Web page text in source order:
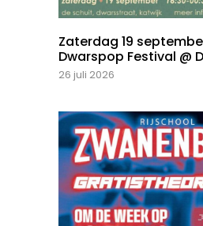
Zaterdag 19
Dwarspop Festival @
26 juli 2026